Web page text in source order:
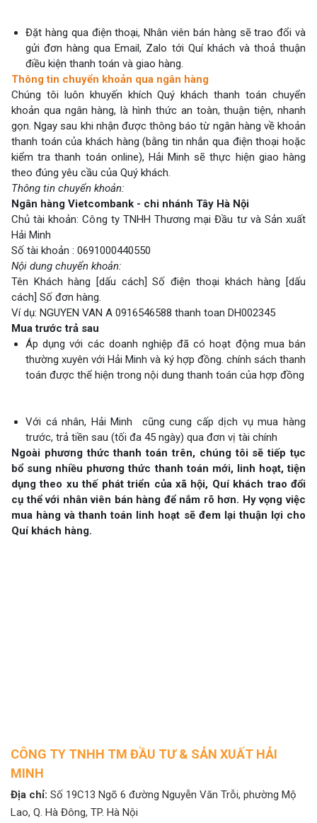
Đặt hàng qua điện thoại, Nhân viên bán hàng sẽ trao đổi và
gửi đơn hàng qua Email, Zalo tới Quí khách và thoả thuận
điều kiện thanh toán và giao hàng.
Thông tin chuyển khoản qua ngân hàng
Chúng tôi luôn khuyến khích Quý khách thanh toán chuyển
khoản qua ngân hàng, là hình thức an toàn, thuận tiện, nhanh
gọn. Ngay sau khi nhận được thông báo từ ngân hàng về khoản
thanh toán của khách hàng (bằng tin nhắn qua điện thoại hoặc
kiểm tra thanh toán online), Hải Minh sẽ thực hiện giao hàng
theo đúng yêu cầu của Quý khách.
Thông tin chuyển khoản:
Ngân hàng Vietcombank - chi nhánh Tây Hà Nội
Chủ tài khoản: Công ty TNHH Thương mại Đầu tư và Sản xuất
Hải Minh
Số tài khoản : 0691000440550
Nội dung chuyển khoản:
Tên Khách hàng [dấu cách] Số điện thoại khách hàng [dấu
cách] Số đơn hàng.
Ví dụ: NGUYEN VAN A 0916546588 thanh toan DH002345
Mua trước trả sau
Áp dụng với các doanh nghiệp đã có hoạt động mua bán
thường xuyên với Hải Minh và ký hợp đồng. chính sách thanh
toán được thể hiện trong nội dung thanh toán của hợp đồng
Với cá nhân, Hải Minh cũng cung cấp dịch vụ mua hàng
trước, trả tiền sau (tối đa 45 ngày) qua đơn vị tài chính
Ngoài phương thức thanh toán trên, chúng tôi sẽ tiếp tục
bổ sung nhiều phương thức thanh toán mới, linh hoạt, tiện
dụng theo xu thế phát triển của xã hội, Quí khách trao đổi
cụ thể với nhân viên bán hàng để nắm rõ hơn. Hy vọng việc
mua hàng và thanh toán linh hoạt sẽ đem lại thuận lợi cho
Quí khách hàng.
CÔNG TY TNHH TM ĐẦU TƯ & SẢN XUẤT HẢI
MINH
Địa chỉ: Số 19C13 Ngõ 6 đường Nguyễn Văn Trỗi, phường Mộ
Lao, Q. Hà Đông, TP. Hà Nội